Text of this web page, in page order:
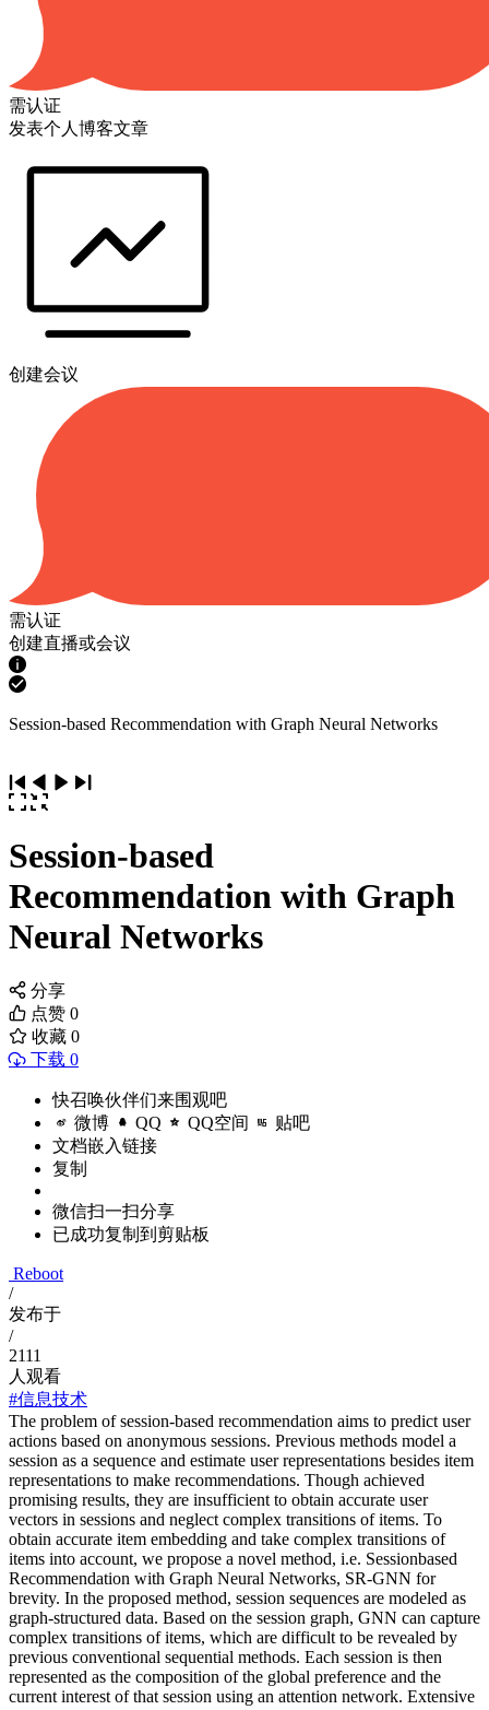
需认证
发表个人博客文章
创建会议
需认证
创建直播或会议
Session-based Recommendation with Graph Neural Networks
Session-based
Recommendation with Graph
Neural Networks
分享
点赞 0
收藏 0
下载 0
快召唤伙伴们来围观吧
微博 QQ QQ空间 贴吧
文档嵌入链接
复制
微信扫一扫分享
已成功复制到剪贴板
Reboot
/
发布于
/
2111
人观看
#信息技术
The problem of session-based recommendation aims to predict user
actions based on anonymous sessions. Previous methods model a
session as a sequence and estimate user representations besides item
representations to make recommendations. Though achieved
promising results, they are insufficient to obtain accurate user
vectors in sessions and neglect complex transitions of items. To
obtain accurate item embedding and take complex transitions of
items into account, we propose a novel method, i.e. Sessionbased
Recommendation with Graph Neural Networks, SR-GNN for
brevity. In the proposed method, session sequences are modeled as
graph-structured data. Based on the session graph, GNN can capture
complex transitions of items, which are difficult to be revealed by
previous conventional sequential methods. Each session is then
represented as the composition of the global preference and the
current interest of that session using an attention network. Extensive